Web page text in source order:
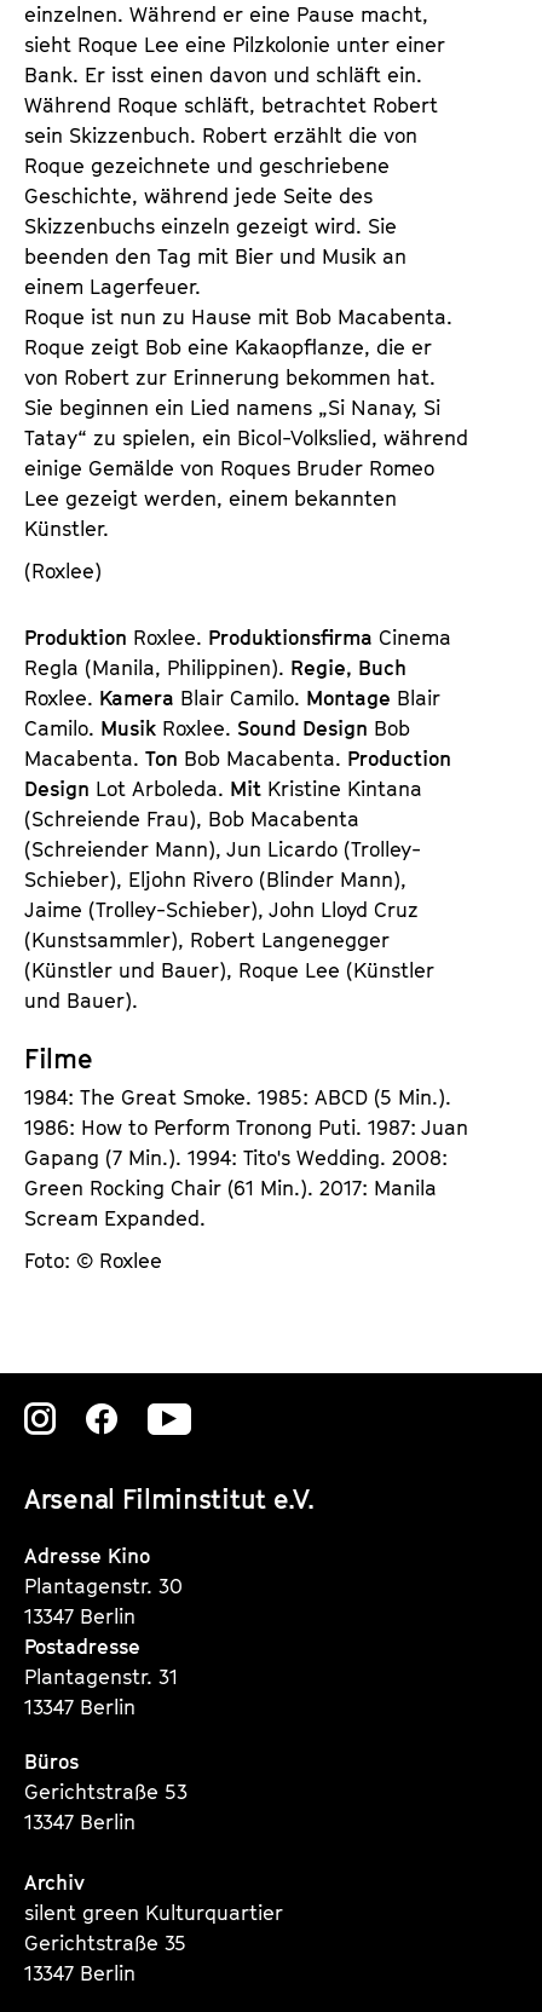
einzelnen. Während er eine Pause macht,
sieht Roque Lee eine Pilzkolonie unter einer
Bank. Er isst einen davon und schläft ein.
Während Roque schläft, betrachtet Robert
sein Skizzenbuch. Robert erzählt die von
Roque gezeichnete und geschriebene
Geschichte, während jede Seite des
Skizzenbuchs einzeln gezeigt wird. Sie
beenden den Tag mit Bier und Musik an
einem Lagerfeuer.
Roque ist nun zu Hause mit Bob Macabenta.
Roque zeigt Bob eine Kakaopflanze, die er
von Robert zur Erinnerung bekommen hat.
Sie beginnen ein Lied namens „Si Nanay, Si
Tatay“ zu spielen, ein Bicol-Volkslied, während
einige Gemälde von Roques Bruder Romeo
Lee gezeigt werden, einem bekannten
Künstler.
(Roxlee)
Produktion Roxlee. Produktionsfirma Cinema
Regla (Manila, Philippinen). Regie, Buch
Roxlee. Kamera Blair Camilo. Montage Blair
Camilo. Musik Roxlee. Sound Design Bob
Macabenta. Ton Bob Macabenta. Production
Design Lot Arboleda. Mit Kristine Kintana
(Schreiende Frau), Bob Macabenta
(Schreiender Mann), Jun Licardo (Trolley-
Schieber), Eljohn Rivero (Blinder Mann),
Jaime (Trolley-Schieber), John Lloyd Cruz
(Kunstsammler), Robert Langenegger
(Künstler und Bauer), Roque Lee (Künstler
und Bauer).
Filme
1984: The Great Smoke. 1985: ABCD (5 Min.).
1986: How to Perform Tronong Puti. 1987: Juan
Gapang (7 Min.). 1994: Tito's Wedding. 2008:
Green Rocking Chair (61 Min.). 2017: Manila
Scream Expanded.
Foto: © Roxlee
Arsenal Filminstitut e.V.
Zu
Instagram
Seite
Zu
Instagram
Seite
Zu
Instagram
Adresse Kino
Plantagenstr. 30
13347 Berlin
Postadresse
Plantagenstr. 31
13347 Berlin
Büros
Gerichtstraße 53
13347 Berlin
Archiv
silent green Kulturquartier
Gerichtstraße 35
13347 Berlin